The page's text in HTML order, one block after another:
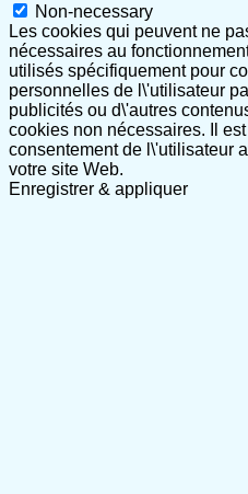
Non-necessary
Les cookies qui peuvent ne
nécessaires au
utilisés spécifiquement pour
personnelles de l\'utilisateur
publicités ou d\'autres
cookies non nécessaires. Il
consentement de l\'utilisateur
votre site Web.
Enregistrer & appliquer